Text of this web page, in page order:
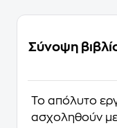
Σύνοψη
Το απόλυτο
ασχοληθούν με